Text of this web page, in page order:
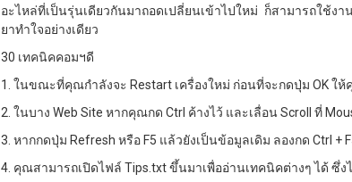
อะไหล่ที่เป็นรุ่นเดียวกันมาถอดเปลี่ยนเข้าไปใหม่ ก็สามารถใช้
ยาทำใจอย่างเดียว
30 เทคนิคคอมฯดี
1. ในขณะที่คุณกำลังจะ Restart เครื่องใหม่ ก่อนที่จะกดปุ่ม OK ใ
2. ในบาง Web Site หากคุณกด Ctrl ค้างไว้ และเลื่อน Scroll ที่
3. หากกดปุ่ม Refresh หรือ F5 แล้วยังเป็นข้อมูลเดิม ลองกด Ctrl
4. คุณสามารถเปิดไฟล์ Tips.txt ขึ้นมาเพื่ออ่านเทคนิคต่างๆ ได้ ซึ่